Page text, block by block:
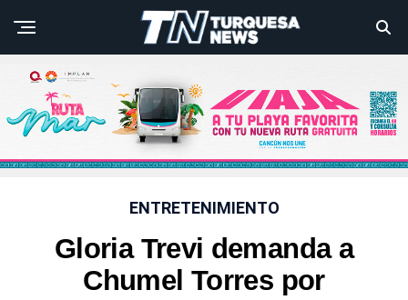
ENTRETENIMIENTO
Gloria Trevi demanda a
Chumel Torres por